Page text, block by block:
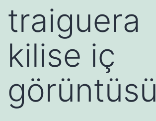
traiguera
kilise iç
görüntüsü